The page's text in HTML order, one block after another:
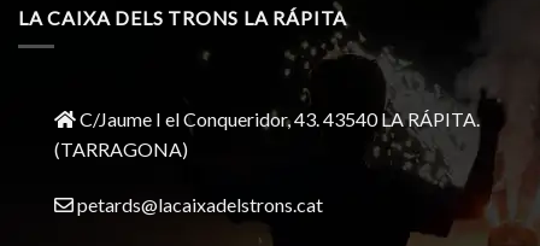
LA CAIXA DELS TRONS LA RÁPITA
C/Jaume I el Conqueridor, 43.43540 LA RÁPITA.
(TARRAGONA)
petards@lacaixadelstrons.cat